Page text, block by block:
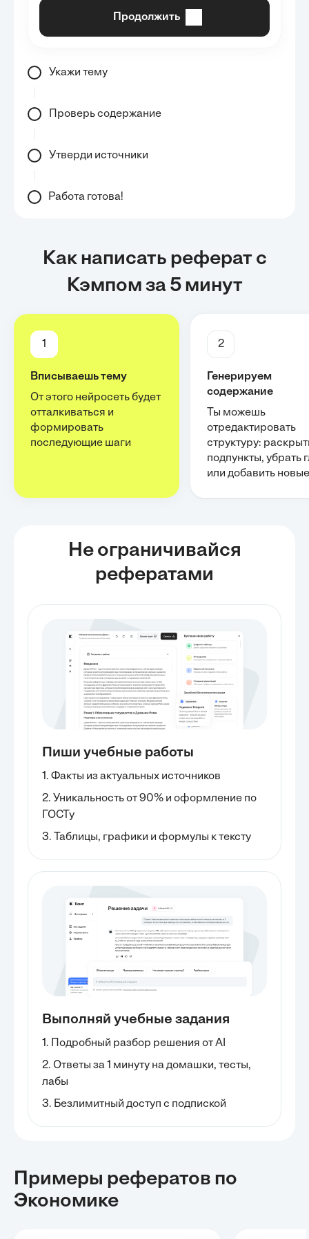
Продолжить
Укажи тему
Проверь содержание
Утверди источники
Работа готова!
Как написать реферат с
Кэмпом за 5 минут
1
Вписываешь тему
От этого нейросеть будет
отталкиваться и
формировать
последующие шаги
2
Генерируем
содержание
Ты можешь
отредактировать
структуру:
подпункты, убрать
или добавить новые
Не ограничивайся
рефератами
Пиши учебные работы
1. Факты из актуальных источников
2. Уникальность от 90% и оформление по
ГОСТу
3. Таблицы, графики и формулы к тексту
Выполняй учебные задания
1. Подробный разбор решения от AI
2. Ответы за 1 минуту на домашки, тесты,
лабы
3. Безлимитный доступ с подпиской
Примеры рефератов по
Экономике